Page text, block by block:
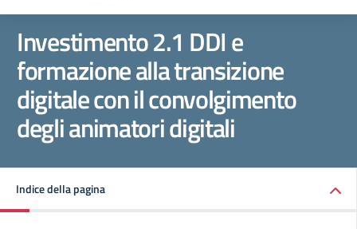
Investimento 2.1 DDI e
formazione alla transizione
digitale con il convolgimento
degli animatori digitali
Indice della pagina